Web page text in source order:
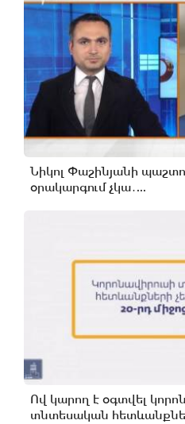
Նիկոլ Փաշինյանի
օրակարգում չկա․...
Ով կարող է օգտվել
տնտեսական